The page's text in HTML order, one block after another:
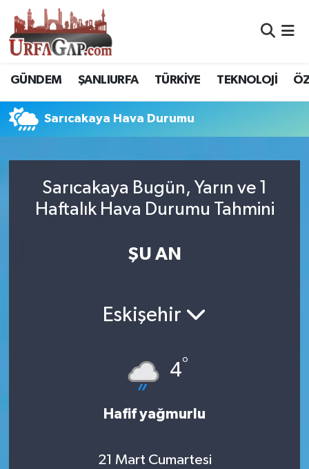
GÜNDEM ŞANLIURFA TÜRKİYE TEKNOLOJİ
Sarıcakaya Hava Durumu
Sarıcakaya Bugün, Yarın ve 1
Haftalık Hava Durumu Tahmini
ŞU AN
Eskişehir
4°
Hafif yağmurlu
21 Mart Cumartesi
Nöbetçi Eczaneler
Hava Durumu
Namaz Vakitleri
Trafik Durumu
Süper Lig Puan Durumu ve Fikstür
Son Dakika Haberleri